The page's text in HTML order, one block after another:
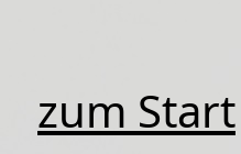
zum Start